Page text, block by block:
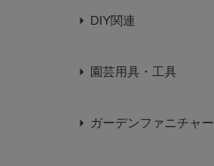
DIY関連
園芸用具・工具
ガーデンファニチャー